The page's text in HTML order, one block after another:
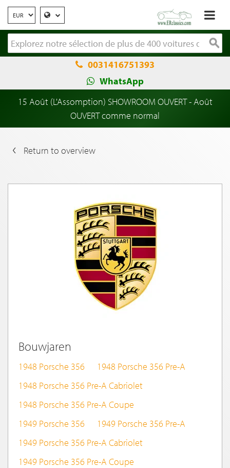
0031416751393
WhatsApp
15 Août (L'Assomption) SHOWROOM OUVERT - Août
OUVERT comme normal
Return to overview
Bouwjaren
1948 Porsche 356
1948 Porsche 356 Pre-A
1948 Porsche 356 Pre-A Cabriolet
1948 Porsche 356 Pre-A Coupe
1949 Porsche 356
1949 Porsche 356 Pre-A
1949 Porsche 356 Pre-A Cabriolet
1949 Porsche 356 Pre-A Coupe